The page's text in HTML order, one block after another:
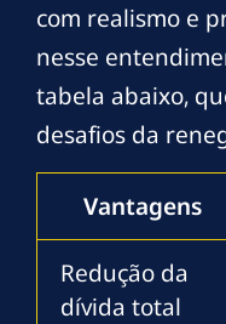
com realismo e
nesse
tabela abaixo,
desafios da
Vantagens
Redução da
dívida total